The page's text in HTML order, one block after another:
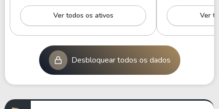
Ver todos os ativos Ver
Desbloquear todos os dados